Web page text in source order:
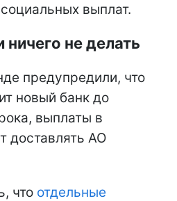
выплат.
ничего не делать
предупредили, что
новый банк до
выплаты в
доставлять АО
что отдельные